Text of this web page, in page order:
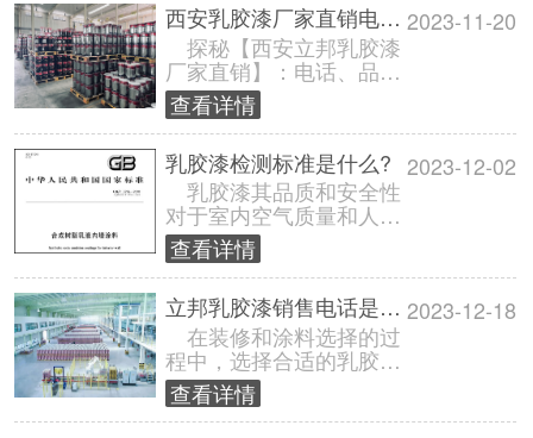
西安乳胶漆厂家直销电话多少?【立邦工厂直销】 2023-11-20
探秘【西安立邦乳胶漆
厂家直销】：电话、品
质、服务一网打尽！
在装修施工过程中，选择
一家信誉卓越、......
查看详情
乳胶漆检测标准是什么? 2023-12-02
乳胶漆其品质和安全性
对于室内空气质量和人体
健康非常重要，为了让乳
胶漆的生产和使用符合高
质量和环保的......
查看详情
立邦乳胶漆销售电话是多少? 2023-12-18
在装修和涂料选择的过
程中，选择合适的乳胶漆
可以提高墙面的美观性和
耐久性。立邦作为市场上
知名的涂料品......
查看详情